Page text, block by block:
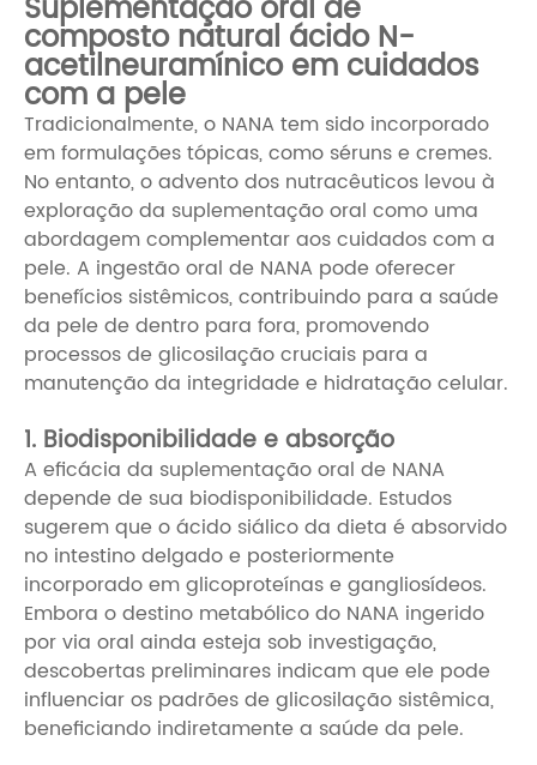
composto natural ácido N-
acetilneuramínico em cuidados
com a pele
Tradicionalmente, o NANA tem sido incorporado
em formulações tópicas, como séruns e cremes.
No entanto, o advento dos nutracêuticos levou à
exploração da suplementação oral como uma
abordagem complementar aos cuidados com a
pele. A ingestão oral de NANA pode oferecer
benefícios sistêmicos, contribuindo para a saúde
da pele de dentro para fora, promovendo
processos de glicosilação cruciais para a
manutenção da integridade e hidratação celular.
1. Biodisponibilidade e absorção
A eficácia da suplementação oral de NANA
depende de sua biodisponibilidade. Estudos
sugerem que o ácido siálico da dieta é absorvido
no intestino delgado e posteriormente
incorporado em glicoproteínas e gangliosídeos.
Embora o destino metabólico do NANA ingerido
por via oral ainda esteja sob investigação,
descobertas preliminares indicam que ele pode
influenciar os padrões de glicosilação sistêmica,
beneficiando indiretamente a saúde da pele.